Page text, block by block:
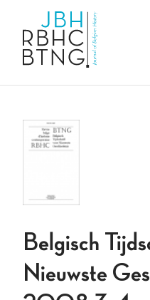
Belgisch
Nieuwste